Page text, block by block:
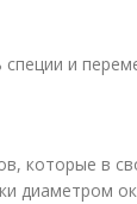
и
которые в
диаметром